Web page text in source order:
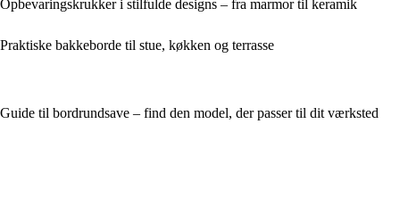
Opbevaringskrukker i stilfulde designs – fra marmor til keramik
Praktiske bakkeborde til stue, køkken og terrasse
Guide til bordrundsave – find den model, der passer til dit værksted